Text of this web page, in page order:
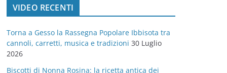
o
r
VIDEO RECENTI
Torna a Gesso la Rassegna Popolare Ibbisota tra
cannoli, carretti, musica e tradizioni 30 Luglio
2026
Biscotti di Nonna Rosina: la ricetta antica dei